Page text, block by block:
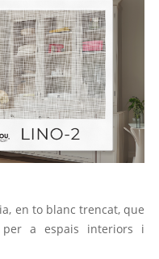
en to blanc trencat, que
a espais interiors i